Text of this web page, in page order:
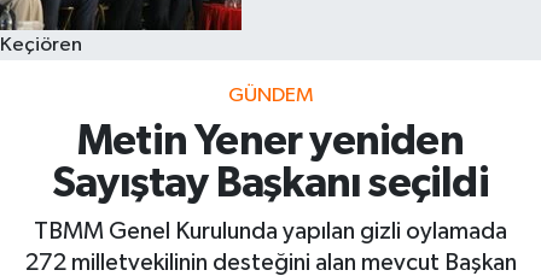
Keçiören
GÜNDEM
Metin Yener yeniden
Sayıştay Başkanı seçildi
TBMM Genel Kurulunda yapılan gizli oylamada
272 milletvekilinin desteğini alan mevcut Başkan